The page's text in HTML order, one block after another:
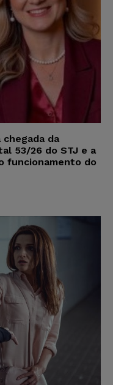
chegada da
53/26 do STJ e a
funcionamento do